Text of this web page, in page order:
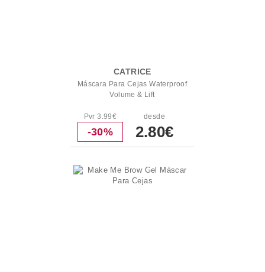
CATRICE
Máscara Para Cejas Waterproof
Volume & Lift
Pvr 3.99€
-30%
desde
2.80€